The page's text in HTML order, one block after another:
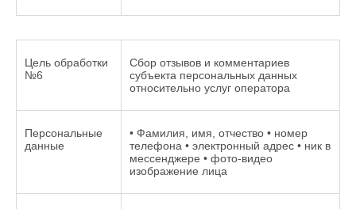
Цель обработки
№6
Сбор отзывов и комментариев
субъекта персональных данных
относительно услуг оператора
Персональные
данные
• Фамилия, имя, отчество • номер
телефона • электронный адрес • ник в
мессенджере • фото-видео
изображение лица